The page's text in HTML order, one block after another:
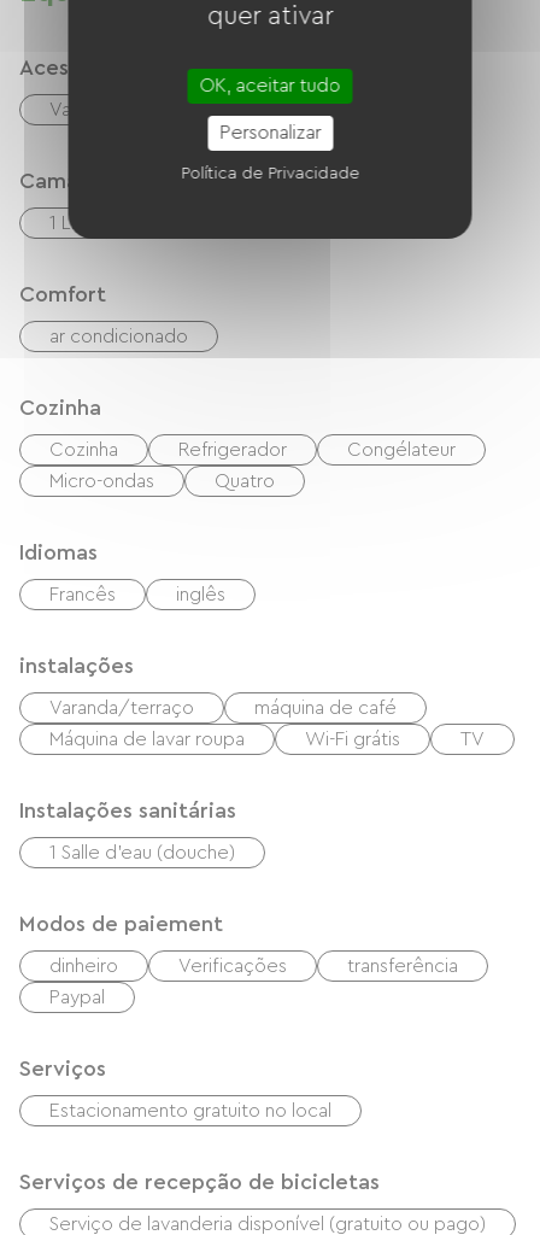
dépannage si nécessaire.
Acessibilidade
Vaga de estacionamento adequada
Camas
1 Lits 140cm
Comfort
ar condicionado
Cozinha
Cozinha Refrigerador
Congélateur
Micro-ondas
Quatro
Idiomas
Francês inglês
instalações
Varanda/terraço
máquina de café
Máquina de lavar roupa
Wi-Fi grátis TV
Instalações sanitárias
1 Salle d'eau (douche)
Modos de paiement
dinheiro Verificações
transferência
Paypal
Serviços
Estacionamento gratuito no local
Serviços de recepção de bicicletas
Serviço de lavanderia disponível (gratuito ou pago)
quer ativar
OK, aceitar tudo
Personalizar
Política de Privacidade